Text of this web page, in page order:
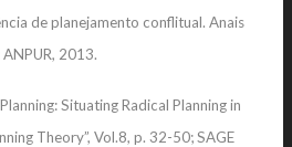
de planejamento conflitual. Anais
ANPUR, 2013.
Situating Radical Planning in
Theory”, Vol.8, p. 32-50; SAGE